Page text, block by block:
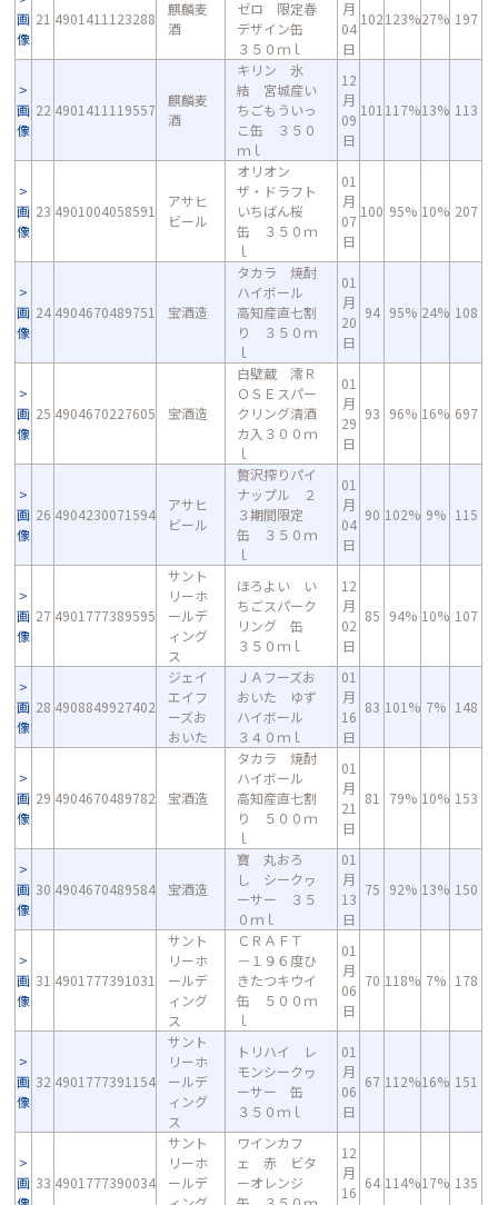
画
像
21 4901411123288
麒麟麦
酒
ゼロ 限定春
デザイン缶
３５０ｍｌ
月
04
日
102123%27% 197
画
像
22 4901411119557
麒麟麦
酒
キリン 氷
結 宮城産い
ちごもういっ
こ缶 ３５０
ｍｌ
12
月
09
日
101 117%13% 113
画
像
23 4901004058591
アサヒ
ビール
オリオン
ザ・ドラフト
いちばん桜
缶 ３５０ｍ
ｌ
01
月
07
日
100 95% 10% 207
画
像
24 4904670489751 宝酒造
タカラ 焼酎
ハイボール
高知産直七割
り ３５０ｍ
ｌ
01
月
20
日
94 95% 24% 108
画
像
25 4904670227605 宝酒造
白壁蔵 澪Ｒ
ＯＳＥスパー
クリング清酒
カ入３００ｍ
ｌ
01
月
29
日
93 96% 16% 697
画
像
26 4904230071594
アサヒ
ビール
贅沢搾りパイ
ナップル ２
３期間限定
缶 ３５０ｍ
ｌ
01
月
04
日
90 102% 9% 115
画
像
27 4901777389595
サント
リーホ
ールデ
ィング
ス
ほろよい い
ちごスパーク
リング 缶
３５０ｍｌ
12
月
02
日
85 94% 10% 107
画
像
28 4908849927402
ジェイ
エイフ
ーズお
おいた
ＪＡフーズお
おいた ゆず
ハイボール
３４０ｍｌ
01
月
16
日
83 101% 7% 148
画
像
29 4904670489782 宝酒造
タカラ 焼酎
ハイボール
高知産直七割
り ５００ｍ
ｌ
01
月
21
日
81 79% 10% 153
画
像
30 4904670489584 宝酒造
寶 丸おろ
し シークヮ
ーサー ３５
０ｍｌ
01
月
13
日
75 92% 13% 150
画
像
31 4901777391031
サント
リーホ
ールデ
ィング
ス
ＣＲＡＦＴ
－１９６度ひ
きたつキウイ
缶 ５００ｍ
ｌ
01
月
06
日
70 118% 7% 178
画
像
32 4901777391154
サント
リーホ
ールデ
ィング
ス
トリハイ レ
モンシークヮ
ーサー 缶
３５０ｍｌ
01
月
06
日
67 112%16% 151
画 33 4901777390034
サント
リーホ
ールデ
ワインカフ
ェ 赤 ビタ
ーオレンジ
12
月
16
64 114%17% 135